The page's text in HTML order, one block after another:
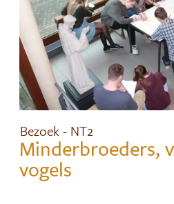
Bezoek - NT2
Minderbroeders,
vogels